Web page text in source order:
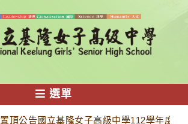
選單
置頂公告國立基隆女子高級中學112學年度